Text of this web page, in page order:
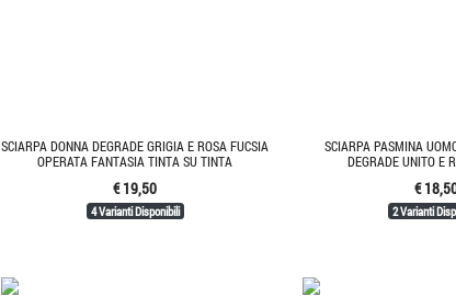
SCIARPA DONNA DEGRADE GRIGIA E ROSA FUCSIA
OPERATA FANTASIA TINTA SU TINTA
€ 19,50
4 Varianti Disponibili
SCIARPA PASMINA
DEGRADE UNITO E
€
2 Varianti